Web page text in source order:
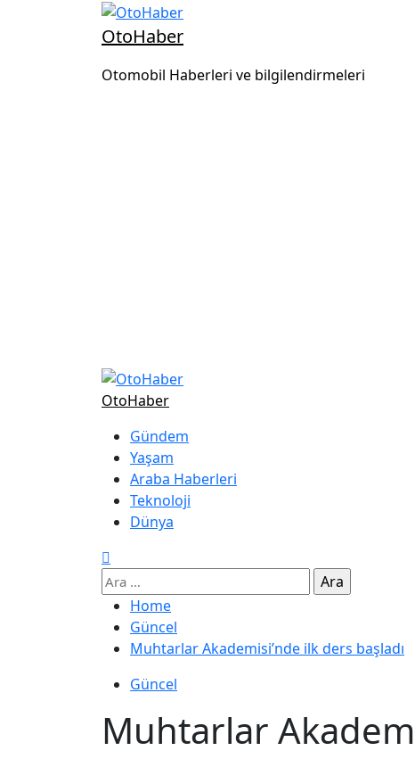
OtoHaber
Otomobil Haberleri ve bilgilendirmeleri
OtoHaber
Gündem
Yaşam
Araba Haberleri
Teknoloji
Dünya
Home
Güncel
Muhtarlar Akademisi’nde ilk ders başladı
Güncel
Muhtarlar